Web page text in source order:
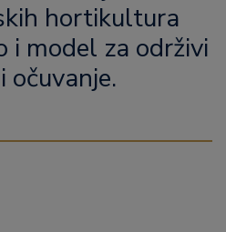
hortikultura
i model za održivi
očuvanje.